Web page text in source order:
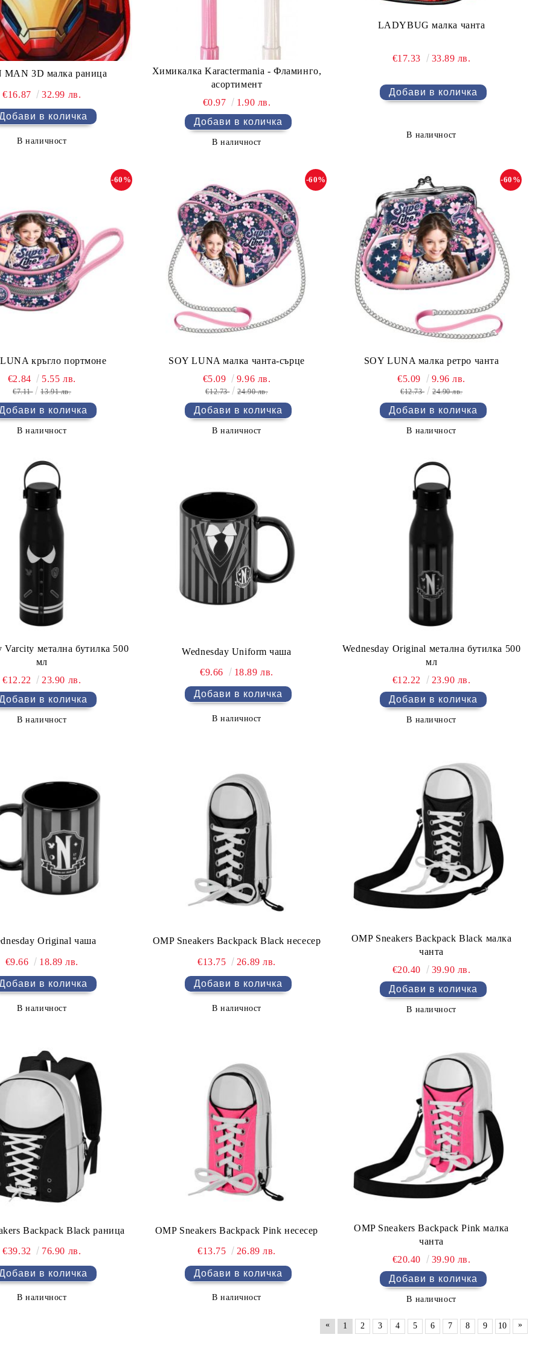
MAN 3D малка раница
€16.87 32.99 лв.
В наличност
Химикалка Karactermania - Фламинго,
асортимент
€0.97
1.90 лв.
В наличност
LADYBUG малка чанта
€17.33 33.89 лв.
В наличност
кръгло портмоне
-60%
€2.84 5.55 лв.
€7.11 13.91 лв.
В наличност
SOY LUNA малка чанта-сърце
-60%
€5.09 9.96 лв.
€12.73 24.90 лв.
В наличност
SOY LUNA малка ретро чанта
-60%
€5.09 9.96 лв.
€12.73 24.90 лв.
В наличност
Varcity метална бутилка 500
мл
€12.22
23.90 лв.
В наличност
Wednesday Uniform чаша
€9.66 18.89 лв.
В наличност
Wednesday Original метална бутилка 500
мл
€12.22
23.90 лв.
В наличност
Original чаша
€9.66 18.89 лв.
В наличност
OMP Sneakers Backpack Black несесер
€13.75 26.89 лв.
В наличност
OMP Sneakers Backpack Black малка
чанта
€20.40
39.90 лв.
В наличност
Backpack Black раница
€39.32 76.90 лв.
В наличност
OMP Sneakers Backpack Pink несесер
€13.75 26.89 лв.
В наличност
OMP Sneakers Backpack Pink малка
чанта
€20.40
39.90 лв.
В наличност
« 1 2 3 4 5 6 7 8 9 10 »